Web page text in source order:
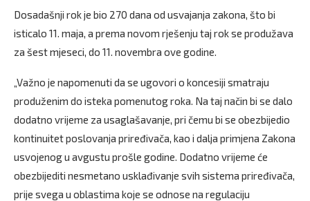
Dosadašnji rok je bio 270 dana od usvajanja zakona, što bi
isticalo 11. maja, a prema novom rješenju taj rok se produžava
za šest mjeseci, do 11. novembra ove godine.
„Važno je napomenuti da se ugovori o koncesiji smatraju
produženim do isteka pomenutog roka. Na taj način bi se dalo
dodatno vrijeme za usaglašavanje, pri čemu bi se obezbijedio
kontinuitet poslovanja priređivača, kao i dalja primjena Zakona
usvojenog u avgustu prošle godine. Dodatno vrijeme će
obezbijediti nesmetano usklađivanje svih sistema priređivača,
prije svega u oblastima koje se odnose na regulaciju